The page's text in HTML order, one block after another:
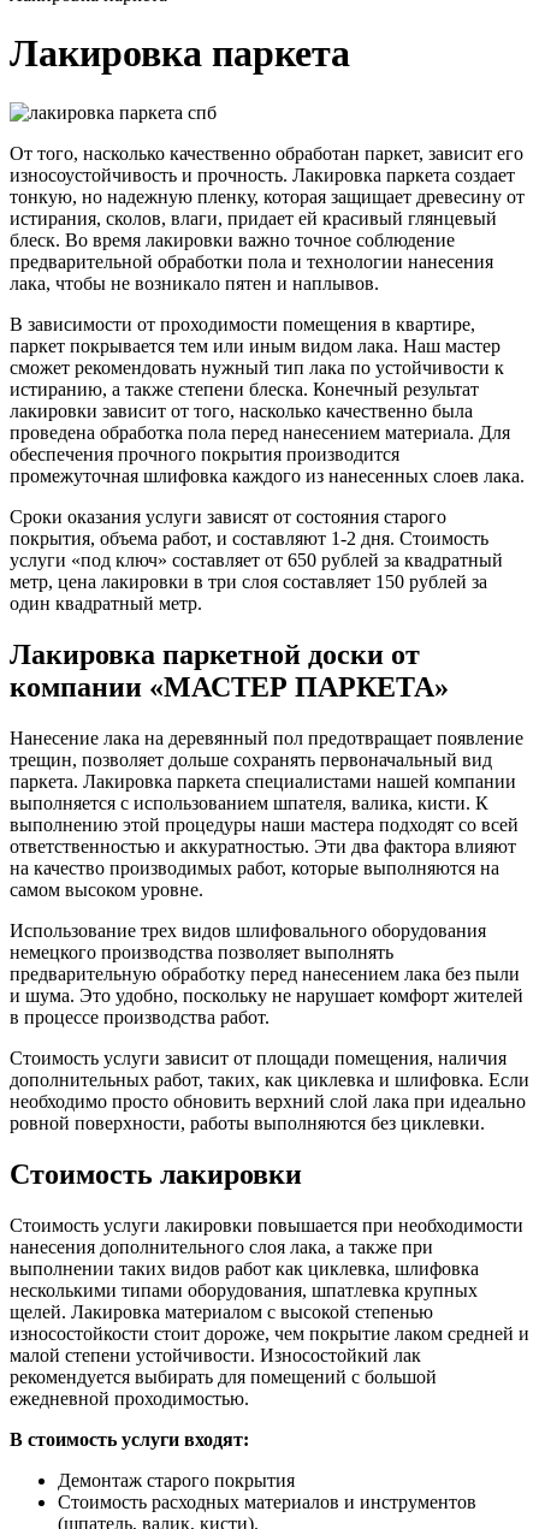
Лакировка паркета
От того, насколько качественно обработан паркет, зависит его
износоустойчивость и прочность. Лакировка паркета создает
тонкую, но надежную пленку, которая защищает древесину от
истирания, сколов, влаги, придает ей красивый глянцевый
блеск. Во время лакировки важно точное соблюдение
предварительной обработки пола и технологии нанесения
лака, чтобы не возникало пятен и наплывов.
В зависимости от проходимости помещения в квартире,
паркет покрывается тем или иным видом лака. Наш мастер
сможет рекомендовать нужный тип лака по устойчивости к
истиранию, а также степени блеска. Конечный результат
лакировки зависит от того, насколько качественно была
проведена обработка пола перед нанесением материала. Для
обеспечения прочного покрытия производится
промежуточная шлифовка каждого из нанесенных слоев лака.
Сроки оказания услуги зависят от состояния старого
покрытия, объема работ, и составляют 1-2 дня. Стоимость
услуги «под ключ» составляет от 650 рублей за квадратный
метр, цена лакировки в три слоя составляет 150 рублей за
один квадратный метр.
Лакировка паркетной доски от
компании «МАСТЕР ПАРКЕТА»
Нанесение лака на деревянный пол предотвращает появление
трещин, позволяет дольше сохранять первоначальный вид
паркета. Лакировка паркета специалистами нашей компании
выполняется с использованием шпателя, валика, кисти. К
выполнению этой процедуры наши мастера подходят со всей
ответственностью и аккуратностью. Эти два фактора влияют
на качество производимых работ, которые выполняются на
самом высоком уровне.
Использование трех видов шлифовального оборудования
немецкого производства позволяет выполнять
предварительную обработку перед нанесением лака без пыли
и шума. Это удобно, поскольку не нарушает комфорт жителей
в процессе производства работ.
Стоимость услуги зависит от площади помещения, наличия
дополнительных работ, таких, как циклевка и шлифовка. Если
необходимо просто обновить верхний слой лака при идеально
ровной поверхности, работы выполняются без циклевки.
Стоимость лакировки
Стоимость услуги лакировки повышается при необходимости
нанесения дополнительного слоя лака, а также при
выполнении таких видов работ как циклевка, шлифовка
несколькими типами оборудования, шпатлевка крупных
щелей. Лакировка материалом с высокой степенью
износостойкости стоит дороже, чем покрытие лаком средней и
малой степени устойчивости. Износостойкий лак
рекомендуется выбирать для помещений с большой
ежедневной проходимостью.
В стоимость услуги входят:
Демонтаж старого покрытия
Стоимость расходных материалов и инструментов
(шпатель, валик, кисти).